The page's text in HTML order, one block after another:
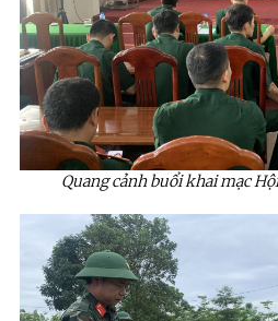
Quang cảnh buổi khai mạc